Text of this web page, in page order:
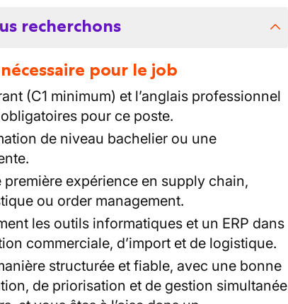
recherchons
pour le job
(C1 minimum) et l’anglais professionnel
pour ce poste.
de niveau bachelier ou une
première expérience en supply chain,
ou order management.
les outils informatiques et un ERP dans
commerciale, d’import et de logistique.
structurée et fiable, avec une bonne
de priorisation et de gestion simultanée